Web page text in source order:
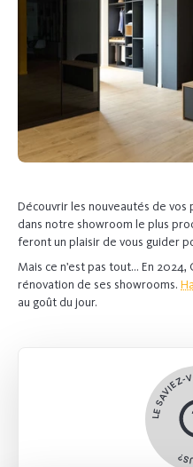
Découvrir les nouveautés de vos
dans notre showroom le plus
feront un plaisir de vous guider
Mais ce n’est pas tout… En
rénovation de ses showrooms.
au goût du jour.
LE